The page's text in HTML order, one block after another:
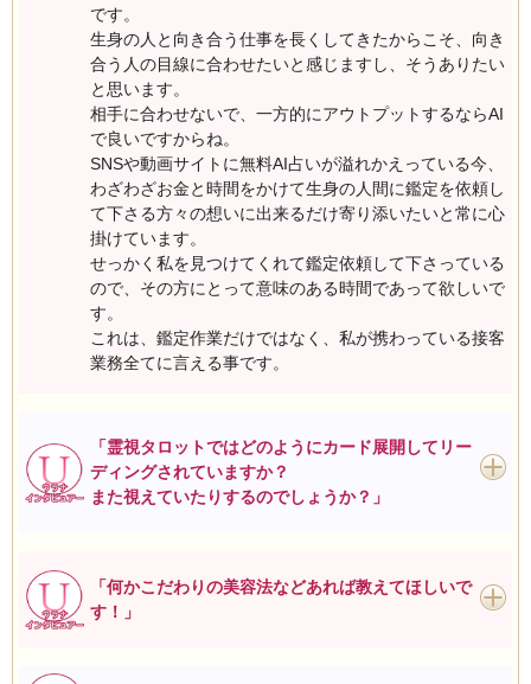
です。
生身の人と向き合う仕事を長くしてきたからこそ、向き
合う人の目線に合わせたいと感じますし、そうありたい
と思います。
相手に合わせないで、一方的にアウトプットするならAI
で良いですからね。
SNSや動画サイトに無料AI占いが溢れかえっている今、
わざわざお金と時間をかけて生身の人間に鑑定を依頼し
て下さる方々の想いに出来るだけ寄り添いたいと常に心
掛けています。
せっかく私を見つけてくれて鑑定依頼して下さっている
ので、その方にとって意味のある時間であって欲しいで
す。
これは、鑑定作業だけではなく、私が携わっている接客
業務全てに言える事です。
「霊視タロットではどのようにカード展開してリー
ディングされていますか？
また視えていたりするのでしょうか？」
「何かこだわりの美容法などあれば教えてほしいで
す！」